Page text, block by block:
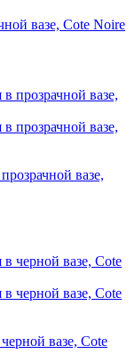
вазе, Cote Noire
вазе,
вазе, Cote